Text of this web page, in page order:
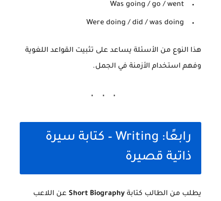
Was going / go / went
Were doing / did / was doing
هذا النوع من الأسئلة يساعد على تثبيت القواعد اللغوية
وفهم استخدام الأزمنة في الجمل.
رابعًا: Writing – كتابة سيرة
ذاتية قصيرة
يطلب من الطالب كتابة Short Biography عن اللاعب